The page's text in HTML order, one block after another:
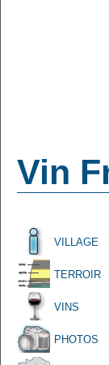
Vin
VILLAGE
TERROIR
VINS
PHOTOS